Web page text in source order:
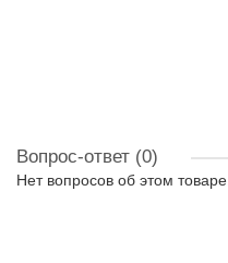
Вопрос-ответ (0)
Нет вопросов об этом товаре.